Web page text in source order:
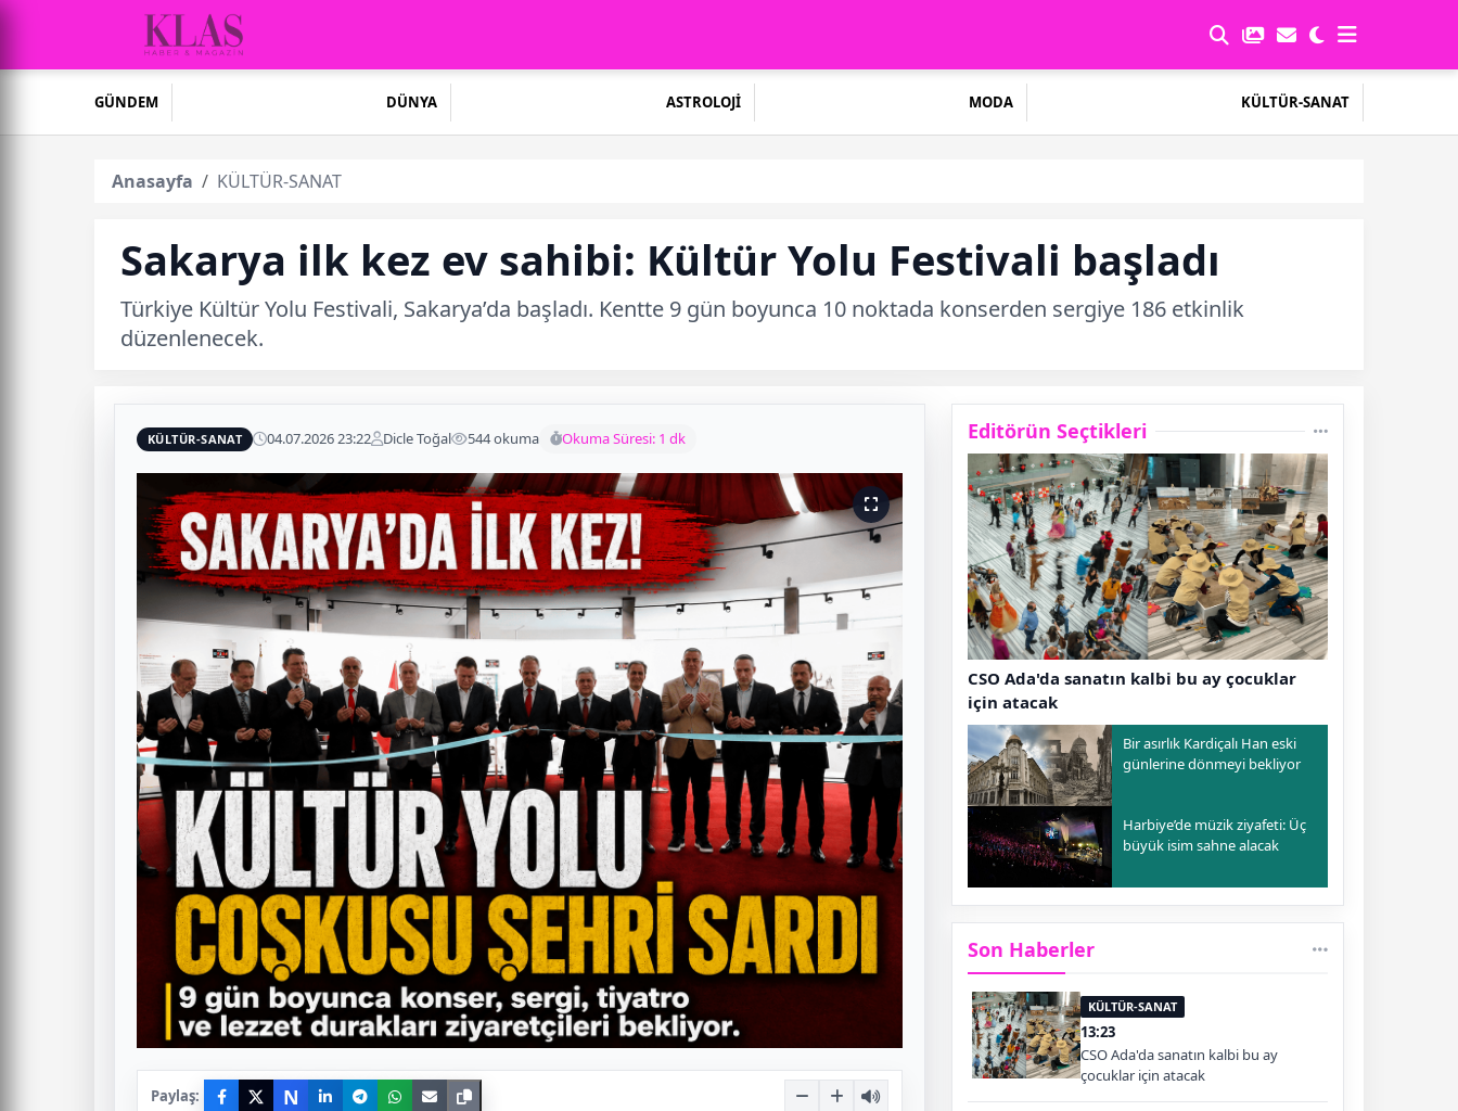
GÜNDEM DÜNYA ASTROLOJİ MODA KÜLTÜR-SANAT
Anasayfa KÜLTÜR-SANAT
Sakarya ilk kez ev sahibi: Kültür Yolu Festivali başladı
Türkiye Kültür Yolu Festivali, Sakarya’da başladı. Kentte 9 gün boyunca 10 noktada konserden sergiye 186 etkinlik
düzenlenecek.
KÜLTÜR-SANAT 04.07.2026 23:22 Dicle Toğal 544 okuma Okuma Süresi: 1 dk
Paylaş: N
Editörün Seçtikleri
CSO Ada'da sanatın kalbi bu ay çocuklar
için atacak
Bir asırlık Kardiçalı Han eski
günlerine dönmeyi bekliyor
Harbiye’de müzik ziyafeti: Üç
büyük isim sahne alacak
Son Haberler
KÜLTÜR-SANAT
13:23
CSO Ada'da sanatın kalbi bu ay
çocuklar için atacak